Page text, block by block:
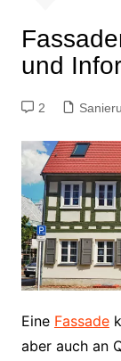
und
2
Eine Fassade
aber auch an